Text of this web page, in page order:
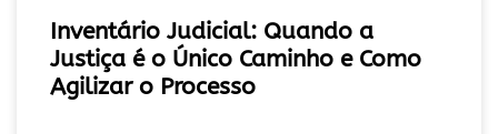
Inventário Judicial: Quando a
Justiça é o Único Caminho e Como
Agilizar o Processo